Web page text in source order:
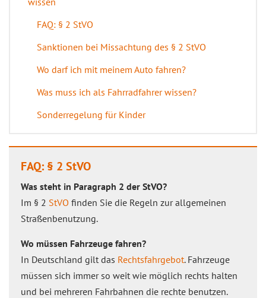
FAQ: § 2 StVO
Sanktionen bei Missachtung des § 2 StVO
Wo darf ich mit meinem Auto fahren?
Was muss ich als Fahrradfahrer wissen?
Sonderregelung für Kinder
FAQ: § 2 StVO
Was steht in Paragraph 2 der StVO?
Im § 2 StVO finden Sie die Regeln zur allgemeinen
Straßenbenutzung.
Wo müssen Fahrzeuge fahren?
In Deutschland gilt das Rechtsfahrgebot. Fahrzeuge
müssen sich immer so weit wie möglich rechts halten
und bei mehreren Fahrbahnen die rechte benutzen.